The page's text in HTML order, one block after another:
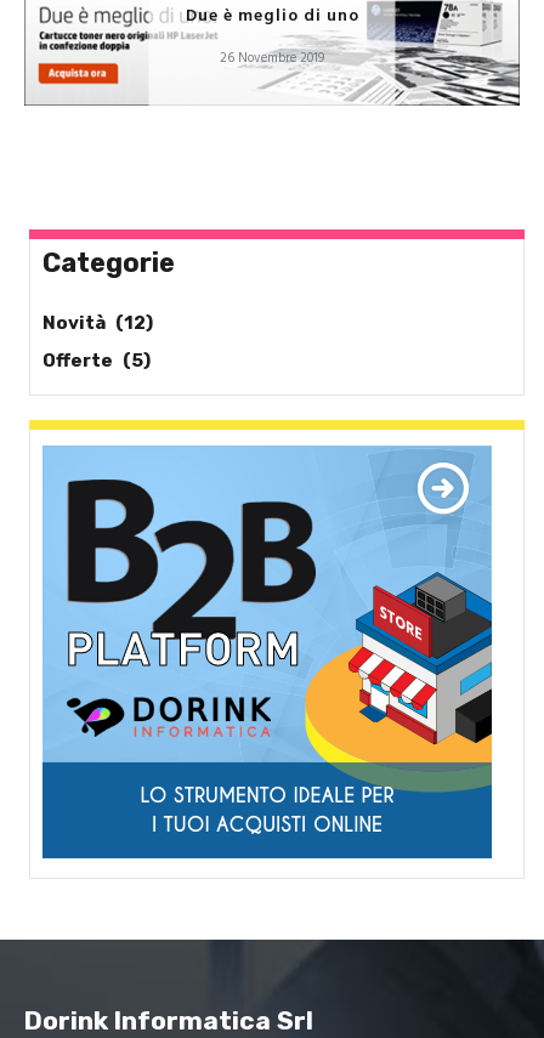
Due è meglio di uno
26 Novembre 2019
Categorie
Novità (12)
Offerte (5)
Dorink Informatica Srl